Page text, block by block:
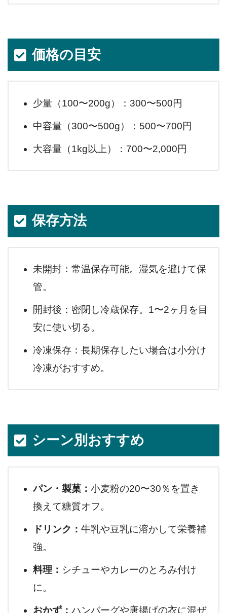
価格の目安
少量（100〜200g）：300〜500円
中容量（300〜500g）：500〜700円
大容量（1kg以上）：700〜2,000円
保存方法
未開封：常温保存可能。湿気を避けて保
管。
開封後：密閉し冷蔵保存。1〜2ヶ月を目
安に使い切る。
冷凍保存：長期保存したい場合は小分け
冷凍がおすすめ。
シーン別おすすめ
パン・製菓： 小麦粉の20〜30％を置き
換えて糖質オフ。
ドリンク： 牛乳や豆乳に溶かして栄養補
強。
料理： シチューやカレーのとろみ付け
に。
おかず： ハンバーグや唐揚げの衣に混ぜ